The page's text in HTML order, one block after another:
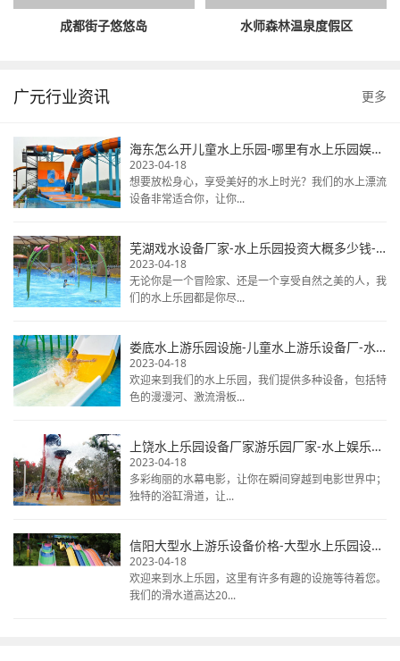
成都街子悠悠岛 水师森林温泉度假区
广元行业资讯 更多
海东怎么开儿童水上乐园-哪里有水上乐园娱乐设备-大型水上娱乐设备
2023-04-18
想要放松身心，享受美好的水上时光？我们的水上漂流
设备非常适合你，让你...
芜湖戏水设备厂家-水上乐园投资大概多少钱-水上乐园生产厂家
2023-04-18
无论你是一个冒险家、还是一个享受自然之美的人，我
们的水上乐园都是你尽...
娄底水上游乐园设施-儿童水上游乐设备厂-水上乐园设备排行榜
2023-04-18
欢迎来到我们的水上乐园，我们提供多种设备，包括特
色的漫漫河、激流滑板...
上饶水上乐园设备厂家游乐园厂家-水上娱乐项目设备-水上公园游乐设施
2023-04-18
多彩绚丽的水幕电影，让你在瞬间穿越到电影世界中；
独特的浴缸滑道，让...
信阳大型水上游乐设备价格-大型水上乐园设备报价-水上乐园设备
2023-04-18
欢迎来到水上乐园，这里有许多有趣的设施等待着您。
我们的滑水道高达20...